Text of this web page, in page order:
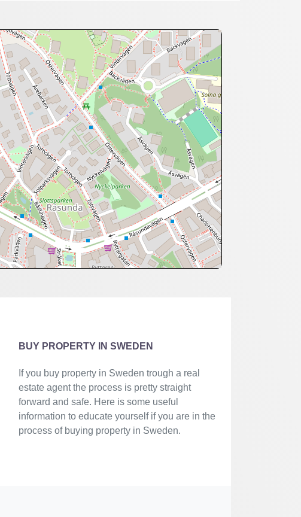
BUY PROPERTY IN SWEDEN
If you buy property in Sweden trough a real
estate agent the process is pretty straight
forward and safe. Here is some useful
information to educate yourself if you are in the
process of buying property in Sweden.